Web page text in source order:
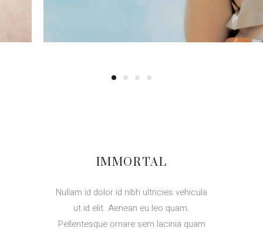
IMMORTAL
Nullam id dolor id nibh ultricies vehicula
ut id elit. Aenean eu leo quam.
Pellentesque ornare sem lacinia quam